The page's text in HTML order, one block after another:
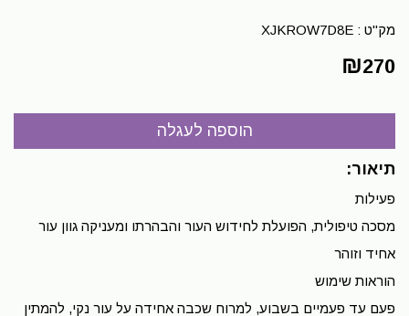
מק"ט : XJKROW7D8E
₪270
תיאור:
פעילות
מסכה טיפולית, הפועלת לחידוש העור והבהרתו ומעניקה גוון עור
אחיד וזוהר
הוראות שימוש
פעם עד פעמיים בשבוע, למרוח שכבה אחידה על עור נקי, להמתין